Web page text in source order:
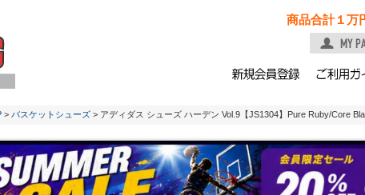
商品合計１万
> バスケットシューズ > アディダス シューズ ハーデン Vol.9【JS1304】Pure Ruby/Core